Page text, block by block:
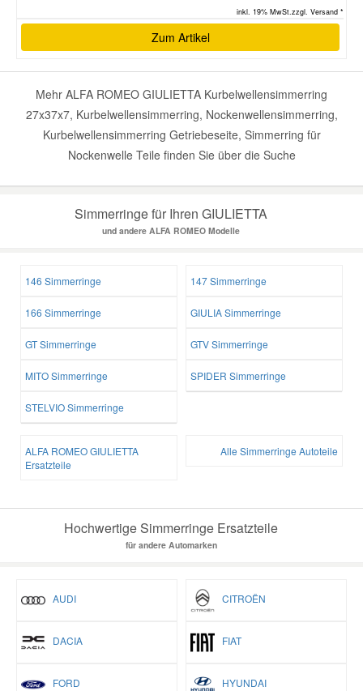
inkl. 19% MwSt.zzgl. Versand *
Zum Artikel
Mehr ALFA ROMEO GIULIETTA Kurbelwellensimmerring
27x37x7, Kurbelwellensimmerring, Nockenwellensimmerring,
Kurbelwellensimmerring Getriebeseite, Simmerring für
Nockenwelle Teile finden Sie über die Suche
Simmerringe für Ihren GIULIETTA
und andere ALFA ROMEO Modelle
146 Simmerringe 147 Simmerringe
166 Simmerringe GIULIA Simmerringe
GT Simmerringe GTV Simmerringe
MITO Simmerringe SPIDER Simmerringe
STELVIO Simmerringe
ALFA ROMEO GIULIETTA
Ersatzteile
Alle Simmerringe Autoteile
Hochwertige Simmerringe Ersatzteile
für andere Automarken
AUDI CITROËN
DACIA FIAT
FORD HYUNDAI